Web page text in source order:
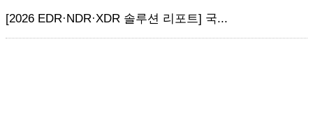
[2026 EDR·NDR·XDR 솔루션 리포트] 국...